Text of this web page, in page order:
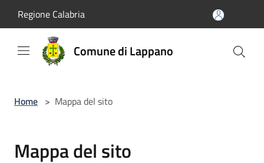
Regione Calabria
Comune di Lappano
Home > Mappa del sito
Mappa del sito